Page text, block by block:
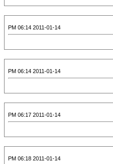
2011-01-14 06:14 PM
2011-01-14 06:14 PM
2011-01-14 06:17 PM
2011-01-14 06:18 PM